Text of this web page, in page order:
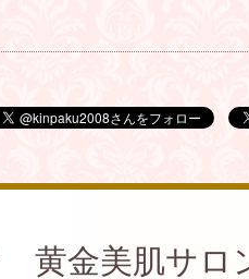
黄金美肌サ